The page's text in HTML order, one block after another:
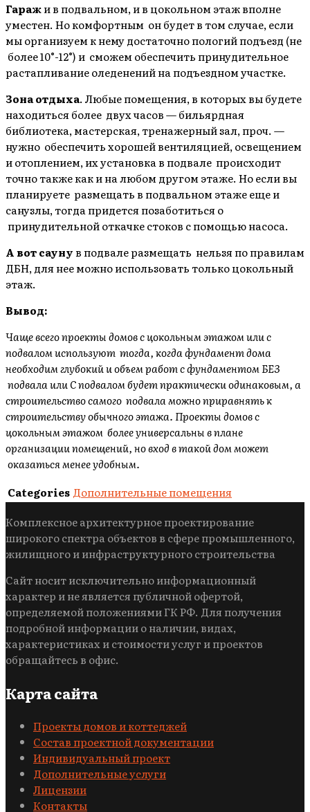
Гаражи в подвальном, и в цокольном этаж вполне
уместен. Но комфортным он будет в том случае, если
мы организуем к нему достаточно пологий подъезд (не
более 10°-12°) и сможем обеспечить принудительное
растапливание оледенений на подъездном участке.
Зона отдыха. Любые помещения, в которых вы будете
находиться более двух часов — бильярдная
библиотека, мастерская, тренажерный зал, проч. —
нужно обеспечить хорошей вентиляцией, освещением
и отоплением, их установка в подвале происходит
точно также как и на любом другом этаже. Но если вы
планируете размещать в подвальном этаже еще и
санузлы, тогда придется позаботиться о
принудительной откачке стоков с помощью насоса.
А вот сауну в подвале размещать нельзя по правилам
ДБН, для нее можно использовать только цокольный
этаж.
Вывод:
Чаще всего проекты домов с цокольным этажом или с
подвалом используют тогда, когда фундамент дома
необходим глубокий и объем работ с фундаментом БЕЗ
подвала или С подвалом будет практически одинаковым, а
строительство самого подвала можно приравнять к
строительству обычного этажа. Проекты домов с
цокольным этажом более универсальны в плане
организации помещений, но вход в такой дом может
оказаться менее удобным.
Categories Дополнительные помещения
Комплексное архитектурное проектирование
широкого спектра объектов в сфере промышленного,
жилищного и инфраструктурного строительства
Сайт носит исключительно информационный
характер и не является публичной офертой,
определяемой положениями ГК РФ. Для получения
подробной информации о наличии, видах,
характеристиках и стоимости услуг и проектов
обращайтесь в офис.
Карта сайта
Проекты домов и коттеджей
Состав проектной документации
Индивидуальный проект
Дополнительные услуги
Лицензии
Контакты